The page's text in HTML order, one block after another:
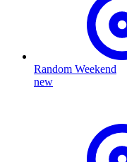
Random Weekend
new